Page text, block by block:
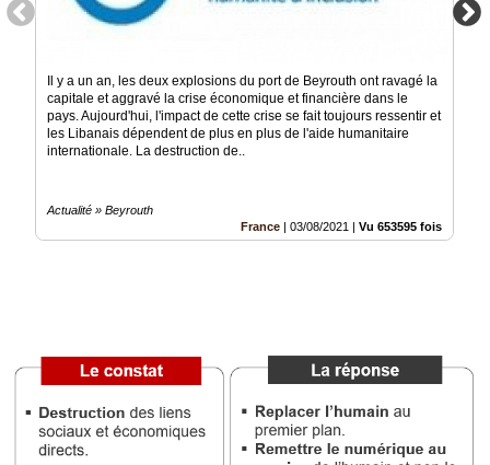
Gazette
Médias
groupe
Inscription
Il y a un an, les deux explosions du port de Beyrouth ont ravagé la
capitale et aggravé la crise économique et financière dans le
pays. Aujourd'hui, l'impact de cette crise se fait toujours ressentir et
les Libanais dépendent de plus en plus de l'aide humanitaire
internationale. La destruction de..
Actualité » Beyrouth
France
03/08/2021 Vu 653595 fois